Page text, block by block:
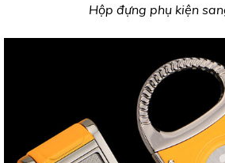
Hộp đựng phụ kiện